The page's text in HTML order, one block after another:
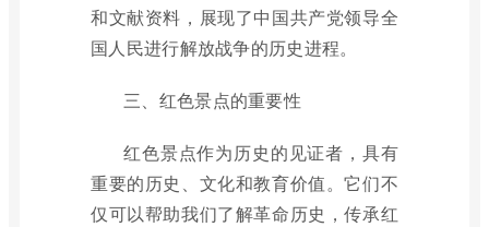
和文献资料，展现了中国共产党领导全
国人民进行解放战争的历史进程。
三、红色景点的重要性
红色景点作为历史的见证者，具有
重要的历史、文化和教育价值。它们不
仅可以帮助我们了解革命历史，传承红